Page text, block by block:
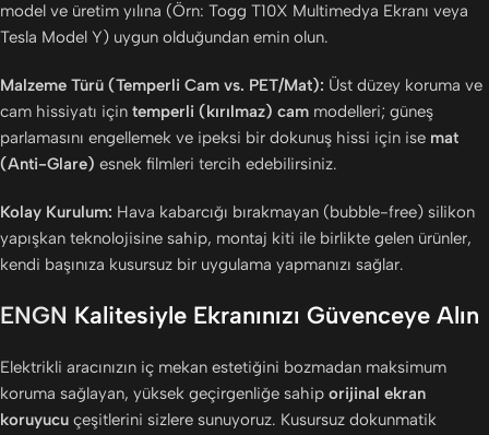
model ve üretim yılına (Örn: Togg T10X Multimedya Ekranı veya
Tesla Model Y) uygun olduğundan emin olun.
Malzeme Türü (Temperli Cam vs. PET/Mat): Üst düzey koruma ve
cam hissiyatı için temperli (kırılmaz) cam modelleri; güneş
parlamasını engellemek ve ipeksi bir dokunuş hissi için ise mat
(Anti-Glare) esnek filmleri tercih edebilirsiniz.
Kolay Kurulum: Hava kabarcığı bırakmayan (bubble-free) silikon
yapışkan teknolojisine sahip, montaj kiti ile birlikte gelen ürünler,
kendi başınıza kusursuz bir uygulama yapmanızı sağlar.
ENGN Kalitesiyle Ekranınızı Güvenceye Alın
Elektrikli aracınızın iç mekan estetiğini bozmadan maksimum
koruma sağlayan, yüksek geçirgenliğe sahip orijinal ekran
koruyucu çeşitlerini sizlere sunuyoruz. Kusursuz dokunmatik